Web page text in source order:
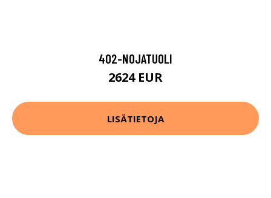
402-NOJATUOLI
2624 EUR
LISÄTIETOJA